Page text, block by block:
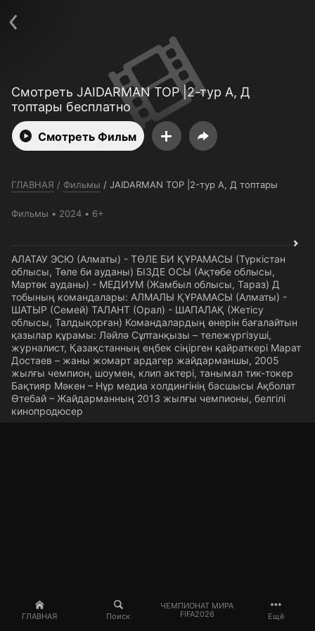
ГЛАВНАЯ Поиск
ЧЕМПИОНАТ МИРА
FIFA2026
Ещё
Смотреть JAIDARMAN TOP |2-тур A, Д
топтары бесплатно
Смотреть Фильм
ГЛАВНАЯ / Фильмы / JAIDARMAN TOP |2-тур A, Д топтары
Фильмы 2024 6+
АЛАТАУ ЭСЮ (Алматы) - ТӨЛЕ БИ ҚҰРАМАСЫ (Түркістан
облысы, Төле би ауданы) БІЗДЕ ОСЫ (Ақтөбе облысы,
Мартөк ауданы) - МЕДИУМ (Жамбыл облысы, Тараз) Д
тобының командалары: АЛМАЛЫ ҚҰРАМАСЫ (Алматы) -
ШАТЫР (Семей) ТАЛАНТ (Орал) - ШАПАЛАҚ (Жетісу
облысы, Талдықорған) Командалардың өнерін бағалайтын
қазылар құрамы: Ләйлә Сұлтанқызы – тележүргізуші,
журналист, Қазақстанның еңбек сіңірген қайраткері Марат
Достаев – жаны жомарт ардагер жайдарманшы, 2005
жылғы чемпион, шоумен, клип актері, танымал тик-токер
Бақтияр Мәкен – Нұр медиа холдингінің басшысы Ақболат
Өтебай – Жайдарманның 2013 жылғы чемпионы, белгілі
кинопродюсер
Политика конфиденциальности
Открыть приложение